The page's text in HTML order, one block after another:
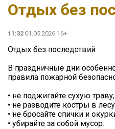
Отдых без
11:32 01.05.2026 16+
Отдых без последствий
В праздничные дни
правила пожарной
• не поджигайте сухую траву;
• не разводите костры в
• не бросайте спички и
• убирайте за собой мусор.